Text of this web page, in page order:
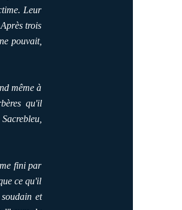
Leur
trois
pouvait,
même à
qu'il
fini par
ce qu'il
et